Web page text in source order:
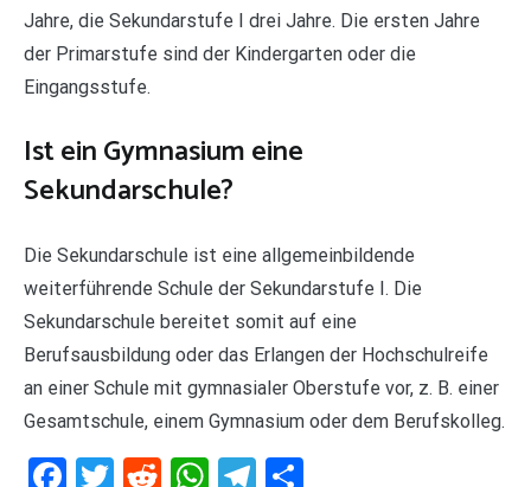
Jahre, die Sekundarstufe I drei Jahre. Die ersten Jahre
der Primarstufe sind der Kindergarten oder die
Eingangsstufe.
Ist ein Gymnasium eine
Sekundarschule?
Die Sekundarschule ist eine allgemeinbildende
weiterführende Schule der Sekundarstufe I. Die
Sekundarschule bereitet somit auf eine
Berufsausbildung oder das Erlangen der Hochschulreife
an einer Schule mit gymnasialer Oberstufe vor, z. B. einer
Gesamtschule, einem Gymnasium oder dem Berufskolleg.
Facebook
Twitter
RedditWhatsApp
Telegram